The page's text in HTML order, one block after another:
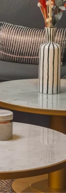
obligatoires
font
de votre
3ans. Vous